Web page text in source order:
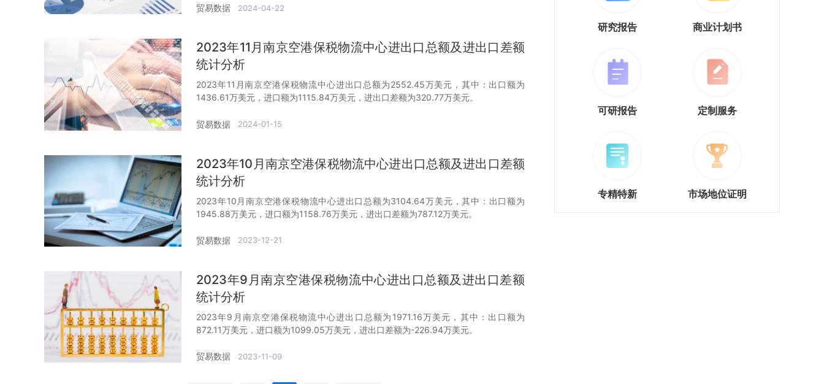
贸易数据 2024-04-22
2023年11月南京空港保税物流中心进出口总额及进出口差额
统计分析
2023年11月南京空港保税物流中心进出口总额为2552.45万美元，其中：出口额为
1436.61万美元，进口额为1115.84万美元，进出口差额为320.77万美元。
贸易数据 2024-01-15
2023年10月南京空港保税物流中心进出口总额及进出口差额
统计分析
2023年10月南京空港保税物流中心进出口总额为3104.64万美元，其中：出口额为
1945.88万美元，进口额为1158.76万美元，进出口差额为787.12万美元。
贸易数据 2023-12-21
2023年9月南京空港保税物流中心进出口总额及进出口差额
统计分析
2023年9月南京空港保税物流中心进出口总额为1971.16万美元，其中：出口额为
872.11万美元，进口额为1099.05万美元，进出口差额为-226.94万美元。
贸易数据 2023-11-09
研究报告 商业计划书
可研报告 定制服务
专精特新 市场地位证明